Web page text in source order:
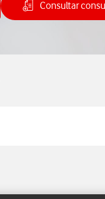
Consultar
Cómo